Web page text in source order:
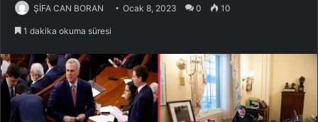
ŞİFA CAN BORAN Ocak 8, 2023 0 10
1 dakika okuma süresi